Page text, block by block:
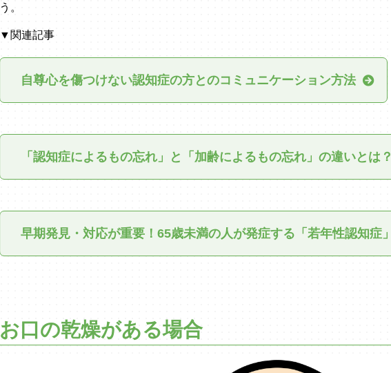
う。
▼関連記事
自尊心を傷つけない認知症の方とのコミュニケーション方法
「認知症によるもの忘れ」と「加齢によるもの忘れ」の違いとは？
早期発見・対応が重要！65歳未満の人が発症する「若年性認知症」
お口の乾燥がある場合